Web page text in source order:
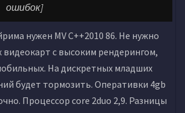
ошибок]
нужен MV C++2010 86. Не нужно
видеокарт с высоким рендерингом,
На дискретных младших
будет тормозить. Оперативки 4gb
Процессор core 2duo 2,9. Разницы